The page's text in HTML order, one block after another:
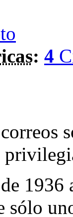
: 4
1936
sólo